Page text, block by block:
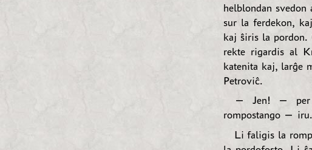
helblondan
sur la ferdekon,
kaj ŝiris la pordon.
rekte rigardis al
katenita kaj, larĝe
Petroviĉ.
— Jen! — per
rompostango —
Li faligis la